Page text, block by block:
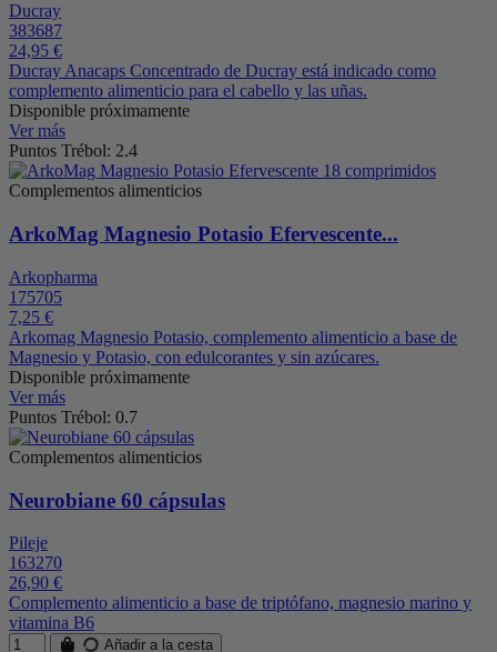
Ducray
383687
24,95 €
Ducray Anacaps Concentrado de Ducray está indicado como
complemento alimenticio para el cabello y las uñas.
Disponible próximamente
Ver más
Puntos Trébol: 2.4
Complementos alimenticios
ArkoMag Magnesio Potasio Efervescente...
Arkopharma
175705
7,25 €
Arkomag Magnesio Potasio, complemento alimenticio a base de
Magnesio y Potasio, con edulcorantes y sin azúcares.
Disponible próximamente
Ver más
Puntos Trébol: 0.7
Complementos alimenticios
Neurobiane 60 cápsulas
Pileje
163270
26,90 €
Complemento alimenticio a base de triptófano, magnesio marino y
vitamina B6
Añadir a la cesta